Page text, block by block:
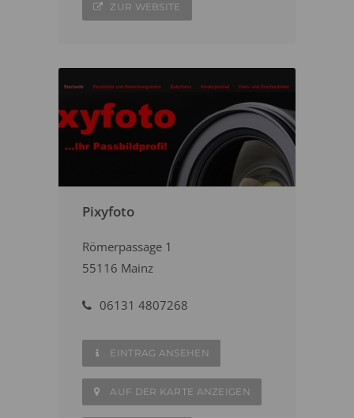
ZUR WEBSITE
Pixyfoto
Römerpassage 1
55116 Mainz
06131 4807268
EINTRAG ANSEHEN
AUF DER KARTE ANZEIGEN